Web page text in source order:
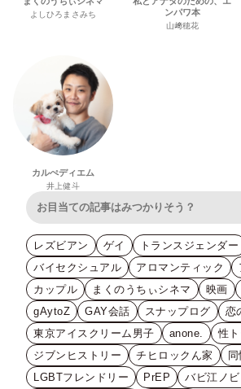
よしひろまさみち
ンパワ本
山﨑穂花
カルぺディエム
井上健斗
レズビアン ゲイ
トランスジェンダー
バイセクシュアル
アロマンティック
カップル
まくのうちぃシネマ 映画
gAytoZ
GAY会話 スナップログ
恋
東京アイスクリーム男子
anone.
性ト
ジブンヒストリー
チヒロックん家
LGBTフレンドリー
PrEP
バビ江ノ